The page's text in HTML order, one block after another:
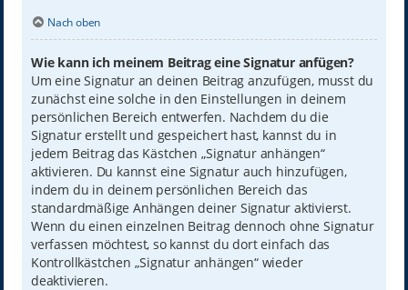
Nach oben
Wie kann ich meinem Beitrag eine Signatur anfügen?
Um eine Signatur an deinen Beitrag anzufügen, musst du
zunächst eine solche in den Einstellungen in deinem
persönlichen Bereich entwerfen. Nachdem du die
Signatur erstellt und gespeichert hast, kannst du in
jedem Beitrag das Kästchen „Signatur anhängen“
aktivieren. Du kannst eine Signatur auch hinzufügen,
indem du in deinem persönlichen Bereich das
standardmäßige Anhängen deiner Signatur aktivierst.
Wenn du einen einzelnen Beitrag dennoch ohne Signatur
verfassen möchtest, so kannst du dort einfach das
Kontrollkästchen „Signatur anhängen“ wieder
deaktivieren.